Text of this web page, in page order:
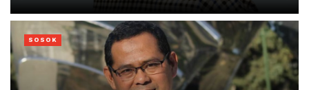
SOSOK